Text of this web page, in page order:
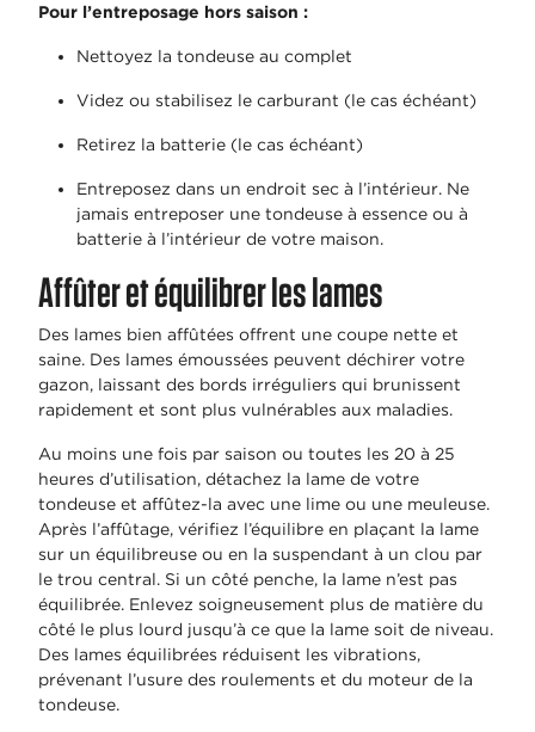
Pour l’entreposage hors saison :
Nettoyez la tondeuse au complet
Videz ou stabilisez le carburant (le cas échéant)
Retirez la batterie (le cas échéant)
Entreposez dans un endroit sec à l’intérieur. Ne
jamais entreposer une tondeuse à essence ou à
batterie à l’intérieur de votre maison.
Affûter et équilibrer les lames
Des lames bien affûtées offrent une coupe nette et
saine. Des lames émoussées peuvent déchirer votre
gazon, laissant des bords irréguliers qui brunissent
rapidement et sont plus vulnérables aux maladies.
Au moins une fois par saison ou toutes les 20 à 25
heures d’utilisation, détachez la lame de votre
tondeuse et affûtez-la avec une lime ou une meuleuse.
Après l’affûtage, vérifiez l’équilibre en plaçant la lame
sur un équilibreuse ou en la suspendant à un clou par
le trou central. Si un côté penche, la lame n’est pas
équilibrée. Enlevez soigneusement plus de matière du
côté le plus lourd jusqu’à ce que la lame soit de niveau.
Des lames équilibrées réduisent les vibrations,
prévenant l’usure des roulements et du moteur de la
tondeuse.